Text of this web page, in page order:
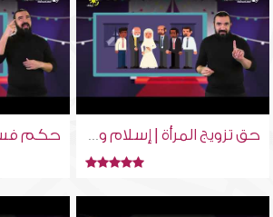
حق تزويج المرأة | إسلام ويب | للصم بلغة الإشارة